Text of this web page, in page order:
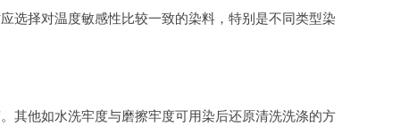
选择对温度敏感性比较一致的染料，特别是不同类型染
其他如水洗牢度与磨擦牢度可用染后还原清洗洗涤的方